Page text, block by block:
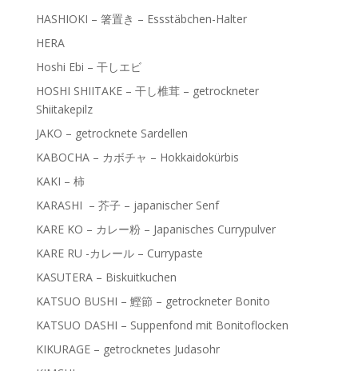
HASHIOKI – 箸置き – Essstäbchen-Halter
HERA
Hoshi Ebi – 干しエビ
HOSHI SHIITAKE – 干し椎茸 – getrockneter
Shiitakepilz
JAKO – getrocknete Sardellen
KABOCHA – カボチャ – Hokkaidokürbis
KAKI – 柿
KARASHI – 芥子 – japanischer Senf
KARE KO – カレー粉 – Japanisches Currypulver
KARE RU -カレール – Currypaste
KASUTERA – Biskuitkuchen
KATSUO BUSHI – 鰹節 – getrockneter Bonito
KATSUO DASHI – Suppenfond mit Bonitoflocken
KIKURAGE – getrocknetes Judasohr